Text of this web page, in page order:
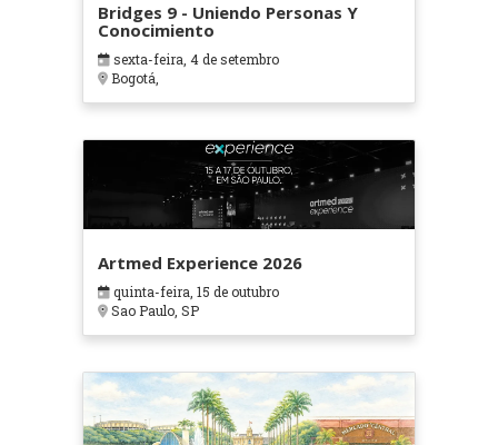
Bridges 9 - Uniendo Personas Y
Conocimiento
sexta-feira, 4 de setembro
Bogotá,
Artmed Experience 2026
quinta-feira, 15 de outubro
Sao Paulo, SP